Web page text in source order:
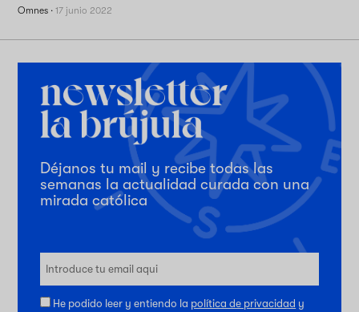
Omnes ·17 junio 2022
Déjanos tu mail y recibe todas las
semanas la actualidad curada con una
mirada católica
He podido leer y entiendo la política de privacidad y